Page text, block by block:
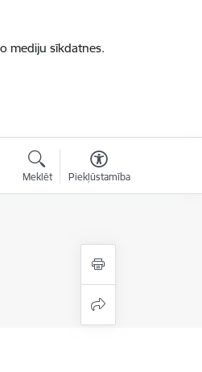
mediju sīkdatnes.
Meklēt Piekļūstamība